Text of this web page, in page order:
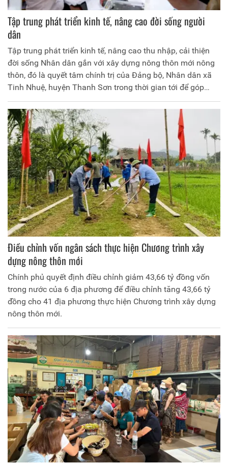
Tập trung phát triển kinh tế, nâng cao đời sống người
dân
Tập trung phát triển kinh tế, nâng cao thu nhập, cải thiện
đời sống Nhân dân gắn với xây dựng nông thôn mới nông
thôn, đó là quyết tâm chính trị của Đảng bộ, Nhân dân xã
Tinh Nhuệ, huyện Thanh Sơn trong thời gian tới để góp
phần đưa xã thành vùng quê trù phú.
Điều chỉnh vốn ngân sách thực hiện Chương trình xây
dựng nông thôn mới
Chính phủ quyết định điều chỉnh giảm 43,66 tỷ đồng vốn
trong nước của 6 địa phương để điều chỉnh tăng 43,66 tỷ
đồng cho 41 địa phương thực hiện Chương trình xây dựng
nông thôn mới.